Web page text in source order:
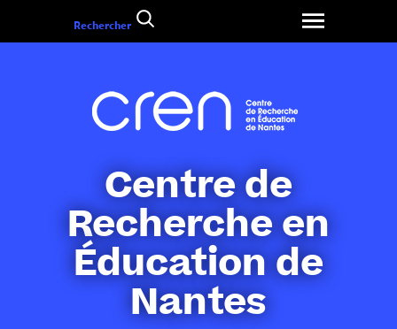
Centre de
Recherche en
Éducation de
Nantes
Rechercher